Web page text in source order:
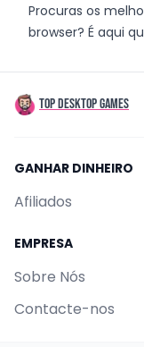
Procuras os
browser? É aqui
TOP DESKTOP GAMES
GANHAR DINHEIRO
Afiliados
EMPRESA
Sobre Nós
Contacte-nos